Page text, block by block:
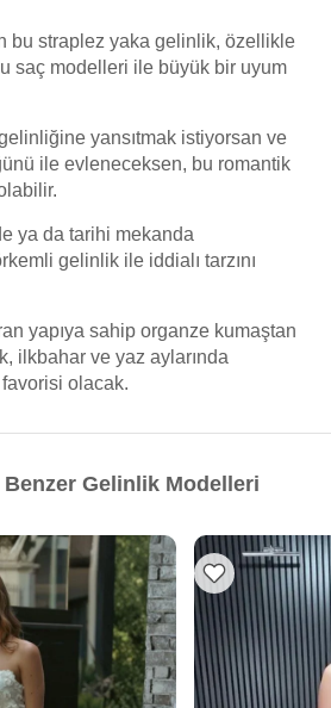
bu straplez yaka gelinlik, özellikle
saç modelleri ile büyük bir uyum
yansıtmak istiyorsan ve
ile evleneceksen, bu romantik
ya da tarihi mekanda
gelinlik ile iddialı tarzını
yapıya sahip organze kumaştan
ilkbahar ve yaz aylarında
olacak.
Gelinlik Modelleri